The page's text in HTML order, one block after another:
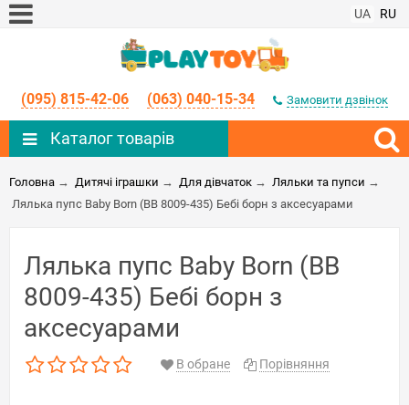
UA RU
(095) 815-42-06 (063) 040-15-34 Замовити дзвінок
Каталог товарів
Головна → Дитячі іграшки → Для дівчаток → Ляльки та пупси →
Лялька пупс Baby Born (BB 8009-435) Бебі борн з аксесуарами
Лялька пупс Baby Born (BB
8009-435) Бебі борн з
аксесуарами
В обране Порівняння